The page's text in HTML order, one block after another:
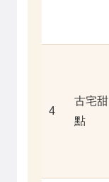
4
古宅甜
點